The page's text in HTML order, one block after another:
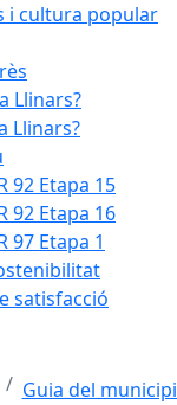
i cultura popular
Llinars?
Llinars?
92 Etapa 15
92 Etapa 16
97 Etapa 1
satisfacció
Guia del municipi